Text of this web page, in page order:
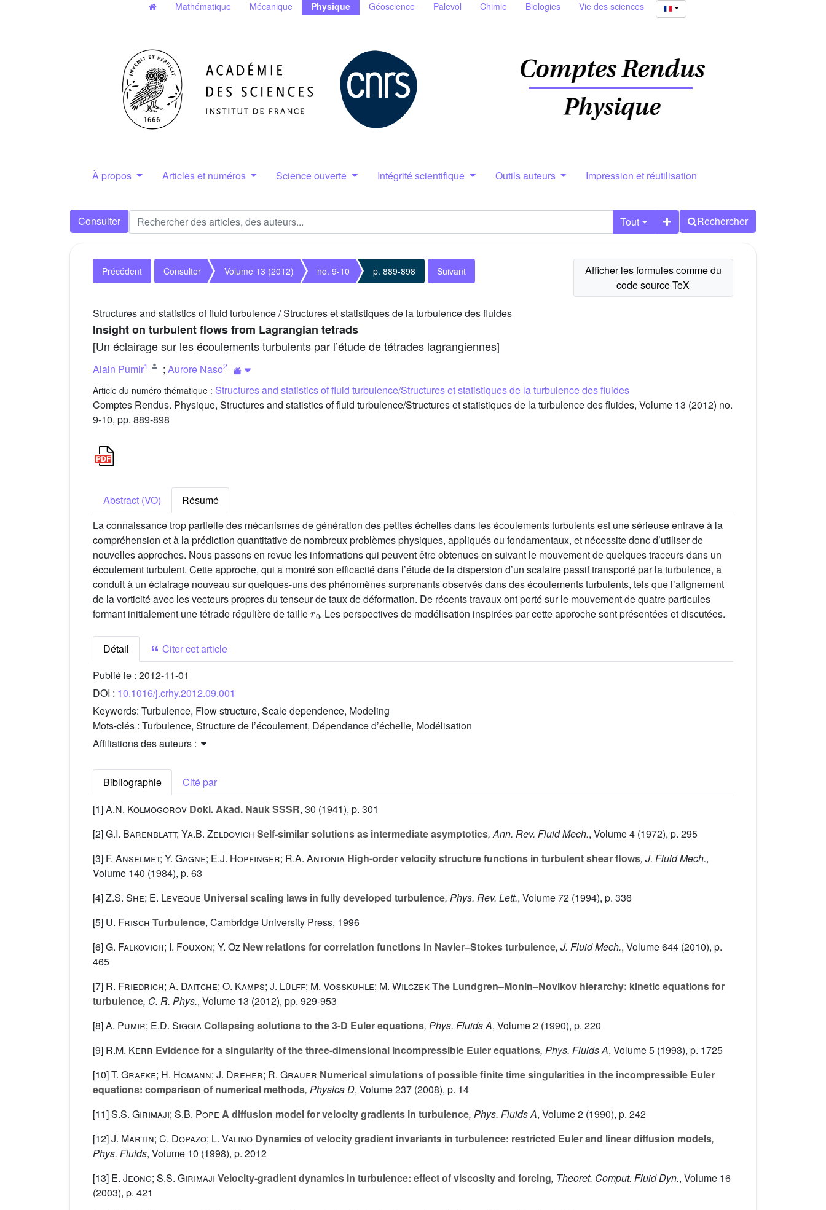
Mathématique Mécanique Physique Géoscience Palevol Chimie Biologies Vie des sciences
À propos Articles et numéros Science ouverte Intégrité scientifique Outils auteurs Impression et réutilisation
Consulter Tout Rechercher
Précédent Consulter Volume 13 (2012) no. 9-10 p. 889-898 Suivant
Structures and statistics of fluid turbulence / Structures et statistiques de la turbulence des fluides
Insight on turbulent flows from Lagrangian tetrads
[Un éclairage sur les écoulements turbulents par lʼétude de tétrades lagrangiennes]
Alain Pumir1 ; Aurore Naso2
Article du numéro thématique : Structures and statistics of fluid turbulence/Structures et statistiques de la turbulence des fluides
Comptes Rendus. Physique, Structures and statistics of fluid turbulence/Structures et statistiques de la turbulence des fluides, Volume 13 (2012) no.
9-10, pp. 889-898
Abstract (VO)
Résumé
La connaissance trop partielle des mécanismes de génération des petites échelles dans les écoulements turbulents est une sérieuse entrave à la
compréhension et à la prédiction quantitative de nombreux problèmes physiques, appliqués ou fondamentaux, et nécessite donc dʼutiliser de
nouvelles approches. Nous passons en revue les informations qui peuvent être obtenues en suivant le mouvement de quelques traceurs dans un
écoulement turbulent. Cette approche, qui a montré son efficacité dans lʼétude de la dispersion dʼun scalaire passif transporté par la turbulence, a
conduit à un éclairage nouveau sur quelques-uns des phénomènes surprenants observés dans des écoulements turbulents, tels que lʼalignement
de la vorticité avec les vecteurs propres du tenseur de taux de déformation. De récents travaux ont porté sur le mouvement de quatre particules
formant initialement une tétrade régulière de taille
r 0
. Les perspectives de modélisation inspirées par cette approche sont présentées et discutées.
Détail
Citer cet article
Publié le : 2012-11-01
DOI : 10.1016/j.crhy.2012.09.001
Keywords: Turbulence, Flow structure, Scale dependence, Modeling
Mots-clés : Turbulence, Structure de lʼécoulement, Dépendance dʼéchelle, Modélisation
Affiliations des auteurs :
Bibliographie
Cité par
[1]A.N. Kolmogorov Dokl. Akad. Nauk SSSR, 30 (1941), p. 301
[2]G.I. Barenblatt; Ya.B. Zeldovich Self-similar solutions as intermediate asymptotics, Ann. Rev. Fluid Mech., Volume 4 (1972), p. 295
[3] F. Anselmet; Y. Gagne; E.J. Hopfinger; R.A. Antonia High-order velocity structure functions in turbulent shear flows, J. Fluid Mech.,
Volume 140 (1984), p. 63
[4]Z.S. She; E. Leveque Universal scaling laws in fully developed turbulence, Phys. Rev. Lett., Volume 72 (1994), p. 336
[5] U. Frisch Turbulence, Cambridge University Press, 1996
[6]G. Falkovich; I. Fouxon; Y. Oz New relations for correlation functions in Navier–Stokes turbulence, J. Fluid Mech., Volume 644 (2010), p.
465
[7] R. Friedrich; A. Daitche; O. Kamps; J. Lülff; M. Voßkuhle; M. WilczekThe Lundgren–Monin–Novikov hierarchy: kinetic equations for
turbulence, C. R. Phys., Volume 13 (2012), pp. 929-953
[8]A. Pumir; E.D. SiggiaCollapsing solutions to the 3-D Euler equations, Phys. Fluids A, Volume 2 (1990), p. 220
[9] R.M. Kerr Evidence for a singularity of the three-dimensional incompressible Euler equations, Phys. Fluids A, Volume 5 (1993), p. 1725
[10]T. Grafke; H. Homann; J. Dreher; R. Grauer Numerical simulations of possible finite time singularities in the incompressible Euler
equations: comparison of numerical methods, Physica D, Volume 237 (2008), p. 14
[11]S.S. Girimaji; S.B. Pope A diffusion model for velocity gradients in turbulence, Phys. Fluids A, Volume 2 (1990), p. 242
[12]J. Martin; C. Dopazo; L. Valino Dynamics of velocity gradient invariants in turbulence: restricted Euler and linear diffusion models,
Phys. Fluids, Volume 10 (1998), p. 2012
[13] E. Jeong; S.S. Girimaji Velocity-gradient dynamics in turbulence: effect of viscosity and forcing, Theoret. Comput. Fluid Dyn., Volume 16
(2003), p. 421